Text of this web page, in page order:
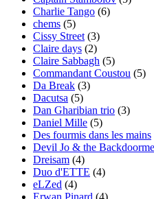
Charlie Tango (6)
chems (5)
Cissy Street (3)
Claire days (2)
Claire Sabbagh (5)
Commandant Coustou (5)
Da Break (3)
Dacutsa (5)
Dan Gharibian trio (3)
Daniel Mille (5)
Des fourmis dans les mains
Devil Jo & the
Dreisam (4)
Duo d'ETTE (4)
eLZed (4)
Erwan Pinard (4)